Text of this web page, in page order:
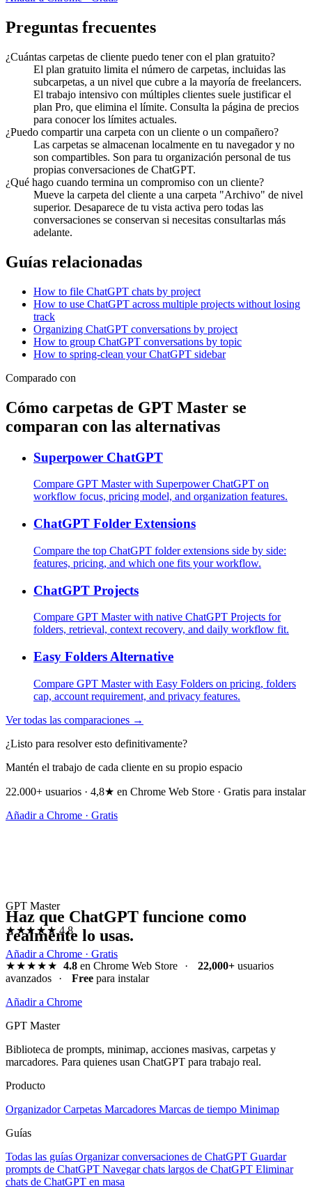
Preguntas frecuentes
¿Cuántas carpetas de cliente puedo tener con el plan gratuito?
El plan gratuito limita el número de carpetas, incluidas las
subcarpetas, a un nivel que cubre a la mayoría de freelancers.
El trabajo intensivo con múltiples clientes suele justificar el
plan Pro, que elimina el límite. Consulta la página de precios
para conocer los límites actuales.
¿Puedo compartir una carpeta con un cliente o un compañero?
Las carpetas se almacenan localmente en tu navegador y no
son compartibles. Son para tu organización personal de tus
propias conversaciones de ChatGPT.
¿Qué hago cuando termina un compromiso con un cliente?
Mueve la carpeta del cliente a una carpeta "Archivo" de nivel
superior. Desaparece de tu vista activa pero todas las
conversaciones se conservan si necesitas consultarlas más
adelante.
Guías relacionadas
How to file ChatGPT chats by project
How to use ChatGPT across multiple projects without losing
track
Organizing ChatGPT conversations by project
How to group ChatGPT conversations by topic
How to spring-clean your ChatGPT sidebar
Comparado con
Cómo carpetas de GPT Master se
comparan con las alternativas
Superpower ChatGPT
Compare GPT Master with Superpower ChatGPT on
workflow focus, pricing model, and organization features.
ChatGPT Folder Extensions
Compare the top ChatGPT folder extensions side by side:
features, pricing, and which one fits your workflow.
ChatGPT Projects
Compare GPT Master with native ChatGPT Projects for
folders, retrieval, context recovery, and daily workflow fit.
Easy Folders Alternative
Compare GPT Master with Easy Folders on pricing, folders
cap, account requirement, and privacy features.
Ver todas las comparaciones →
¿Listo para resolver esto definitivamente?
Mantén el trabajo de cada cliente en su propio espacio
22.000+ usuarios · 4,8★ en Chrome Web Store · Gratis para instalar
Añadir a Chrome · Gratis
GPT Master
★★★★★ 4.8
Añadir a Chrome · Gratis
Haz que ChatGPT funcione como
realmente lo usas.
★★★★★ 4.8en Chrome Web Store · 22,000+usuarios
avanzados
· Free para instalar
Añadir a Chrome
GPT Master
Biblioteca de prompts, minimap, acciones masivas, carpetas y
marcadores. Para quienes usan ChatGPT para trabajo real.
Producto
OrganizadorCarpetas Marcadores Marcas de tiempo Minimap
Guías
Todas las guías Organizar conversaciones de ChatGPT Guardar
prompts de ChatGPT Navegar chats largos de ChatGPT Eliminar
chats de ChatGPT en masa